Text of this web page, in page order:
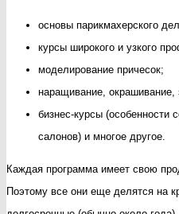
основы парикмахерского
курсы широкого и узкого
моделирование причесок;
наращивание, окрашивание,
бизнес-курсы (особенности
салонов) и многое другое.
Каждая программа имеет свою
Поэтому все они еще делятся на